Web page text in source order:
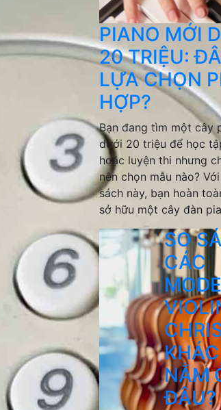
PIANO MỚI
20 TRIỆU:
LỰA CHỌN
HỢP?
Bạn đang tìm một cây
dưới 20 triệu để học
hoặc luyện thi nhưng
nên chọn mẫu nào?
sách này, bạn hoàn
sở hữu một cây đàn
SO
CÁC
NẰM
ĐÂU?